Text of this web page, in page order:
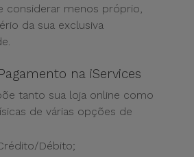
considerar menos próprio,
da sua exclusiva
na iServices
tanto sua loja online como
de várias opções de
Débito;